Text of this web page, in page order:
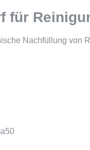
für
Nachfüllung von